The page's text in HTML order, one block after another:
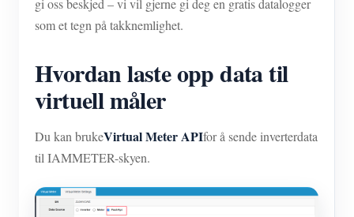
gi oss beskjed – vi vil gjerne gi deg en gratis datalogger
som et tegn på takknemlighet.
Hvordan laste opp data til
virtuell måler
Du kan brukeVirtual Meter APIfor å sende inverterdata
til IAMMETER-skyen.